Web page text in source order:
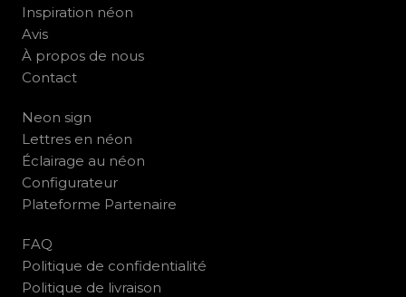
Inspiration néon
Avis
À propos de nous
Contact
Neon sign
Lettres en néon
Éclairage au néon
Configurateur
Plateforme Partenaire
FAQ
Politique de confidentialité
Politique de livraison